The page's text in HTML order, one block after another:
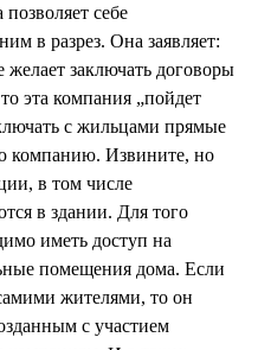
себе
в разрез. Она заявляет:
заключать договоры
эта компания „пойдет
с жильцами прямые
компанию. Извините, но
в том числе
в здании. Для того
иметь доступ на
помещения дома. Если
жителями, то он
с участием